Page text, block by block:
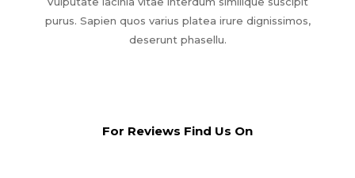
purus. Sapien quos varius platea irure dignissimos,
deserunt phasellu.
For Reviews Find Us On